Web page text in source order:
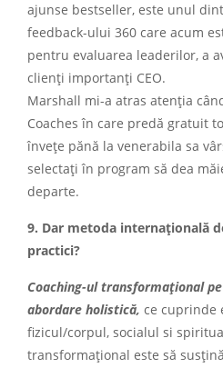
ajunse bestseller, este unul
feedback-ului 360 care acum
pentru evaluarea leaderilor, a
clienți importanți CEO.
Marshall mi-a atras atenția
Coaches în care predă gratuit
învețe pănă la venerabila sa
selectați în program să dea
departe.
9. Dar metoda internațională
practici?
Coaching-ul transformațional
abordare holistică, ce cuprinde
fizicul/corpul, socialul si
transformațional este să